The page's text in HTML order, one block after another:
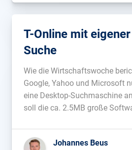
T-Online mit
Suche
Wie die Wirtschaftswoche
Google, Yahoo und Microsoft
eine Desktop-Suchmaschine
soll die ca. 2.5MB große
modifizierten Version der
Spezialisten Copernic....
Johannes Beus